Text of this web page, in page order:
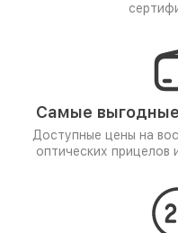
Самые
Доступные цены на
оптических прицелов